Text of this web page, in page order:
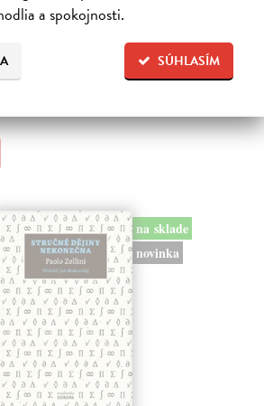
a spokojnosti.
SÚHLASÍM
| Kniha
známého díla jedné z nejvýznamnějších
filosofie 19. století je doplněn obšírnými
Kellera a Gertrudy Himmelfalberové.
na sklade
novinka